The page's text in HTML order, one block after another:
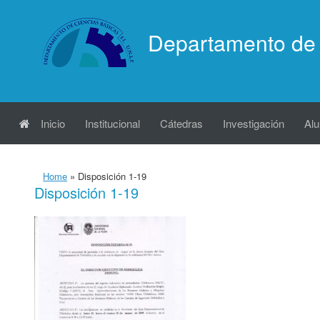
Departamento
Inicio Institucional Cátedras Investigación
Home » Disposición 1-19
Disposición 1-19